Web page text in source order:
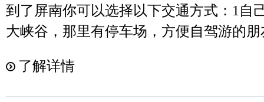
到了屏南你可以选择以下交通方式：1自
大峡谷，那里有停车场，方便自驾游的
次，选择合适的班次。3.包车或者拼车
车公司。具体的交通方式建议提前了解
了解详情